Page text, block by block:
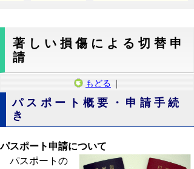
著しい損傷による切替申
請
もどる ｜
パスポート概要・申請手続
き
パスポート申請について
パスポートの